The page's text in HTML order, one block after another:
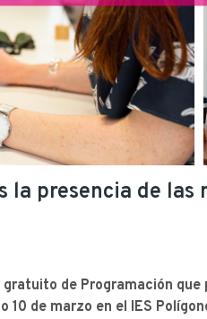
presencia de las
de Programación que
de marzo en el IES